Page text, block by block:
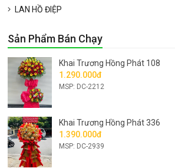
LAN HỒ ĐIỆP
Sản Phẩm Bán Chạy
Khai Trương Hồng Phát 108
1.290.000đ
MSP: DC-2212
Khai Trương Hồng Phát 336
1.390.000đ
MSP: DC-2939